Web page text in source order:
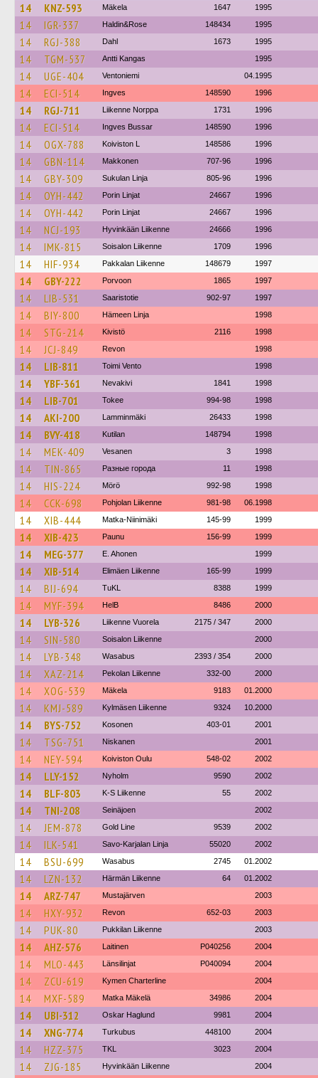
14 KNZ-593 Mäkela 1647 1995
14 IGR-337 Haldin&Rose 148434 1995
14 RGJ-388 Dahl 1673 1995
14 TGM-537 Antti Kangas 1995
14 UGE-404 Ventoniemi 04.1995
14 ECI-514 Ingves 148590 1996
14 RGJ-711 Liikenne Norppa 1731 1996
14 ECI-514 Ingves Bussar 148590 1996
14 OGX-788 Koiviston L 148586 1996
14 GBN-114 Makkonen 707-96 1996
14 GBY-309 Sukulan Linja 805-96 1996
14 OYH-442 Porin Linjat 24667 1996
14 OYH-442 Porin Linjat 24667 1996
14 NCJ-193 Hyvinkään Liikenne 24666 1996
14 IMK-815 Soisalon Liikenne 1709 1996
14 HIF-934 Pakkalan Liikenne 148679 1997
14 GBY-222 Porvoon 1865 1997
14 LIB-531 Saaristotie 902-97 1997
14 BIY-800 Hämeen Linja 1998
14 STG-214 Kivistö 2116 1998
14 JCJ-849 Revon 1998
14 LIB-811 Toimi Vento 1998
14 YBF-361 Nevakivi 1841 1998
14 LIB-701 Tokee 994-98 1998
14 AKI-200 Lamminmäki 26433 1998
14 BVY-418 Kutilan 148794 1998
14 MEK-409 Vesanen 3 1998
14 TIN-865 Разные города 11 1998
14 HIS-224 Mörö 992-98 1998
14 CCK-698 Pohjolan Liikenne 981-98 06.1998
14 XIB-444 Matka-Niinimäki 145-99 1999
14 XIB-423 Paunu 156-99 1999
14 MEG-377 E. Ahonen 1999
14 XIB-514 Elimäen Liikenne 165-99 1999
14 BIJ-694 TuKL 8388 1999
14 MYF-394 HelB 8486 2000
14 LYB-326 Liikenne Vuorela 2175 / 347 2000
14 SIN-580 Soisalon Liikenne 2000
14 LYB-348 Wasabus 2393 / 354 2000
14 XAZ-214 Pekolan Liikenne 332-00 2000
14 XOG-539 Mäkela 9183 01.2000
14 KMJ-589 Kylmäsen Liikenne 9324 10.2000
14 BYS-752 Kosonen 403-01 2001
14 TSG-751 Niskanen 2001
14 NEY-594 Koiviston Oulu 548-02 2002
14 LLY-152 Nyholm 9590 2002
14 BLF-803 K-S Liikenne 55 2002
14 TNI-208 Seinäjoen 2002
14 JEM-878 Gold Line 9539 2002
14 ILK-541 Savo-Karjalan Linja 55020 2002
14 BSU-699 Wasabus 2745 01.2002
14 LZN-132 Härmän Liikenne 64 01.2002
14 ARZ-747 Mustajärven 2003
14 HXY-932 Revon 652-03 2003
14 PUK-80 Pukkilan Liikenne 2003
14 AHZ-576 Laitinen P040256 2004
14 MLO-443 Länsilinjat P040094 2004
14 ZCU-619 Kymen Charterline 2004
14 MXF-589 Matka Mäkelä 34986 2004
14 UBI-312 Oskar Haglund 9981 2004
14 XNG-774 Turkubus 448100 2004
14 HZZ-375 TKL 3023 2004
14 ZJG-185 Hyvinkään Liikenne 2004